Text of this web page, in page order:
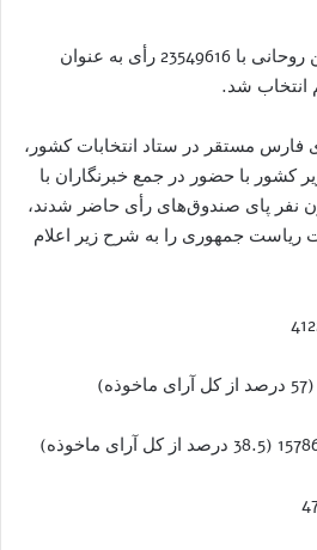
وزیر کشور گفت: آقای حسن روحانی با 23549616 رأی به عنوان
انتخاب شد.
فارس مستقر در ستاد انتخابات کشور،
کشور با حضور در جمع خبرنگاران با
نزدیک به 41 میلیون نفر پای صندوق‌های رأی حاضر شدند،
ریاست جمهوری را به شرح زیر اعلام